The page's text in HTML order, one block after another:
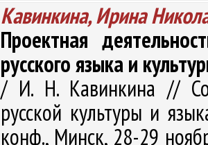
Кавинкина, Ирина
Проектная
русского языка и
/ И. Н. Кавинкина //
русской культуры и
конф., Минск, 28-29